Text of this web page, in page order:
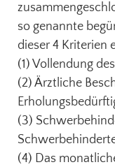
so genannte
dieser 4 Kriterien
(1) Vollendung
(2) Ärztliche
(3)
(4) Das